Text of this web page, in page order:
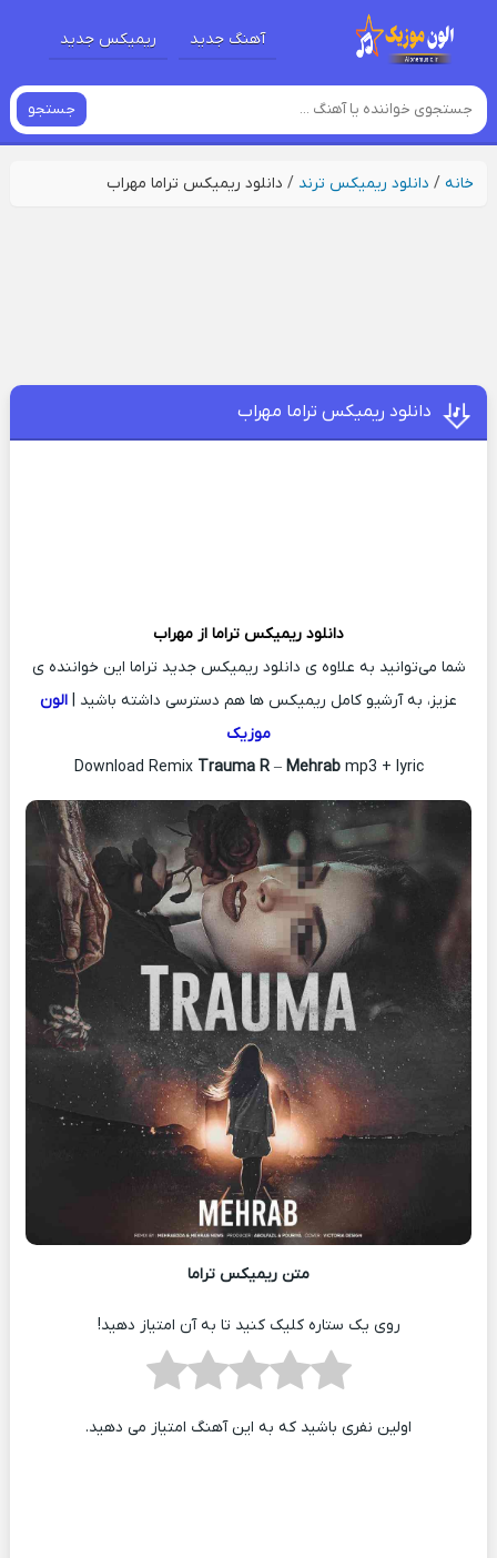
آهنگ جدید ریمیکس جدید
جستجو
خانه/ دانلود ریمیکس ترند / دانلود ریمیکس تراما مهراب
دانلود ریمیکس تراما مهراب
دانلود ریمیکس تراما از مهراب
شما می‌توانید به علاوه ی دانلود ریمیکس جدید تراما این خواننده ی
عزیز، به آرشیو کامل ریمیکس ها هم دسترسی داشته باشید | الون
موزیک
Download Remix Trauma R– Mehrabmp3 + lyric
متن ریمیکس تراما
روی یک ستاره کلیک کنید تا به آن امتیاز دهید!
اولین نفری باشید که به این آهنگ امتیاز می دهید.